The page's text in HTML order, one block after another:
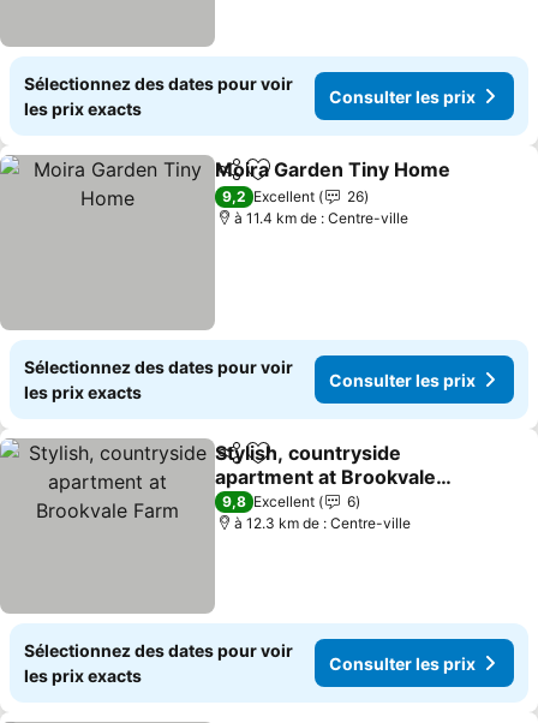
Sélectionnez des dates pour voir
les prix exacts
Consulter les prix
PartagerAjouter à mes favoris
Moira Garden Tiny Home
9,2 Excellent
26
à 11.4 km de : Centre-ville
Sélectionnez des dates pour voir
les prix exacts
Consulter les prix
PartagerAjouter à mes favoris
Stylish, countryside
apartment at Brookvale
Farm
Consulter les prix
9,8 Excellent
6
à 12.3 km de : Centre-ville
Sélectionnez des dates pour voir
les prix exacts
Consulter les prix